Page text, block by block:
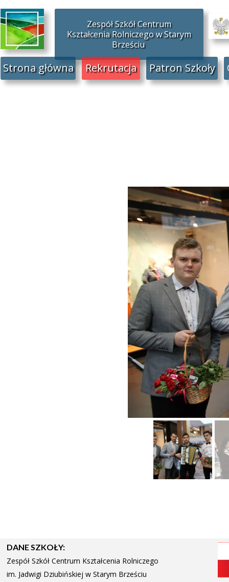
Rekrutacja
Strona główna Patron Szkoły
Zespół Szkół Centrum
Kształcenia Rolniczego w Starym
Brześciu
DANE SZKOŁY:
Zespół Szkół Centrum Kształcenia Rolniczego
im. Jadwigi Dziubińskiej w Starym Brześciu